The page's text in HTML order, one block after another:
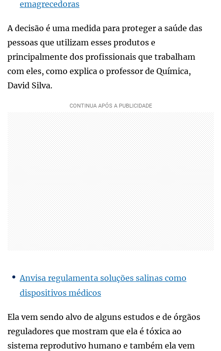
emagrecedoras
A decisão é uma medida para proteger a saúde das
pessoas que utilizam esses produtos e
principalmente dos profissionais que trabalham
com eles, como explica o professor de Química,
David Silva.
Anvisa regulamenta soluções salinas como
dispositivos médicos
Ela vem sendo alvo de alguns estudos e de órgãos
reguladores que mostram que ela é tóxica ao
sistema reprodutivo humano e também ela vem